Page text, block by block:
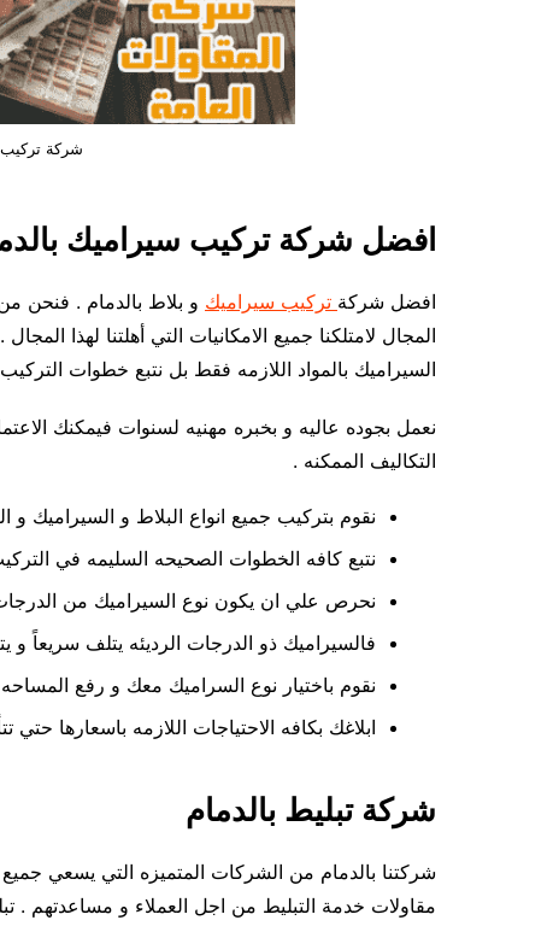
شركة تركيب
افضل شركة تركيب سيراميك
افضل شركة تركيب سيراميك و بلاط بالدمام . فنحن
المجال لامتلكنا جميع الامكانيات التي أهلتنا لهذا
السيراميك بالمواد اللازمه فقط بل نتبع خطوات
نعمل بجوده عاليه و بخبره مهنيه لسنوات فيمكنك
التكاليف الممكنه .
نقوم بتركيب جميع انواع البلاط و السيراميك و
نتبع كافه الخطوات الصحيحه السليمه في
نحرص علي ان يكون نوع السيراميك من
فالسيراميك ذو الدرجات الرديئه يتلف سريعاً و
نقوم باختيار نوع السراميك معك و رفع المساحه
ابلاغك بكافه الاحتياجات اللازمه باسعارها
شركة تبليط بالدمام
شركتنا بالدمام من الشركات المتميزه التي يسعي
مقاولات خدمة التبليط من اجل العملاء و مساعدتهم .